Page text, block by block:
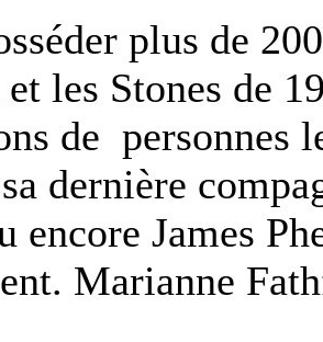
plus de
les Stones de
de personnes
dernière
encore James
Marianne